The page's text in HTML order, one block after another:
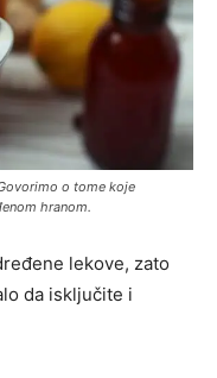
o tome koje
hranom.
lekove, zato
da isključite i